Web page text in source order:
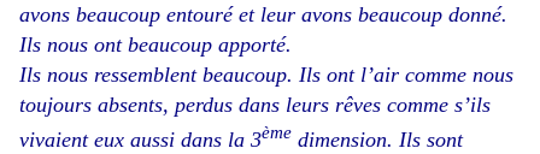
avons beaucoup entouré et leur avons beaucoup donné.
Ils nous ont beaucoup apporté.
Ils nous ressemblent beaucoup. Ils ont l’air comme nous
toujours absents, perdus dans leurs rêves comme s’ils
vivaient eux aussi dans la 3ème dimension. Ils sont